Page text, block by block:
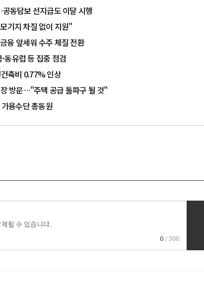
동담보 선지급도 이달 시행
기지 차질 없이 지원"
융 앞세워 수주 체질 전환
동유럽 등 집중 점검
축비 0.77% 인상
방문…"주택 공급 돌파구 될 것"
용수단 총동원
0 / 300